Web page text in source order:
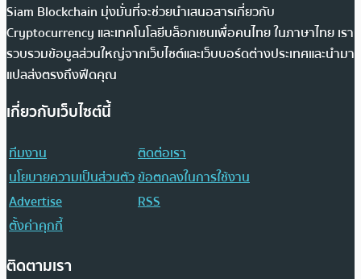
Siam Blockchain มุ่งมั่นที่จะช่วยนำเสนอสารเกี่ยวกับ
Cryptocurrency และเทคโนโลยีบล็อกเชนเพื่อคนไทย ในภาษาไทย เรา
รวบรวมข้อมูลส่วนใหญ่จากเว็บไซต์และเว็บบอร์ดต่างประเทศและนำมา
แปลส่งตรงถึงฟีดคุณ
เกี่ยวกับเว็บไซต์นี้
ทีมงาน
ติดต่อเรา
นโยบายความเป็นส่วนตัวข้อตกลงในการใช้งาน
Advertise
RSS
ตั้งค่าคุกกี้
ติดตามเรา